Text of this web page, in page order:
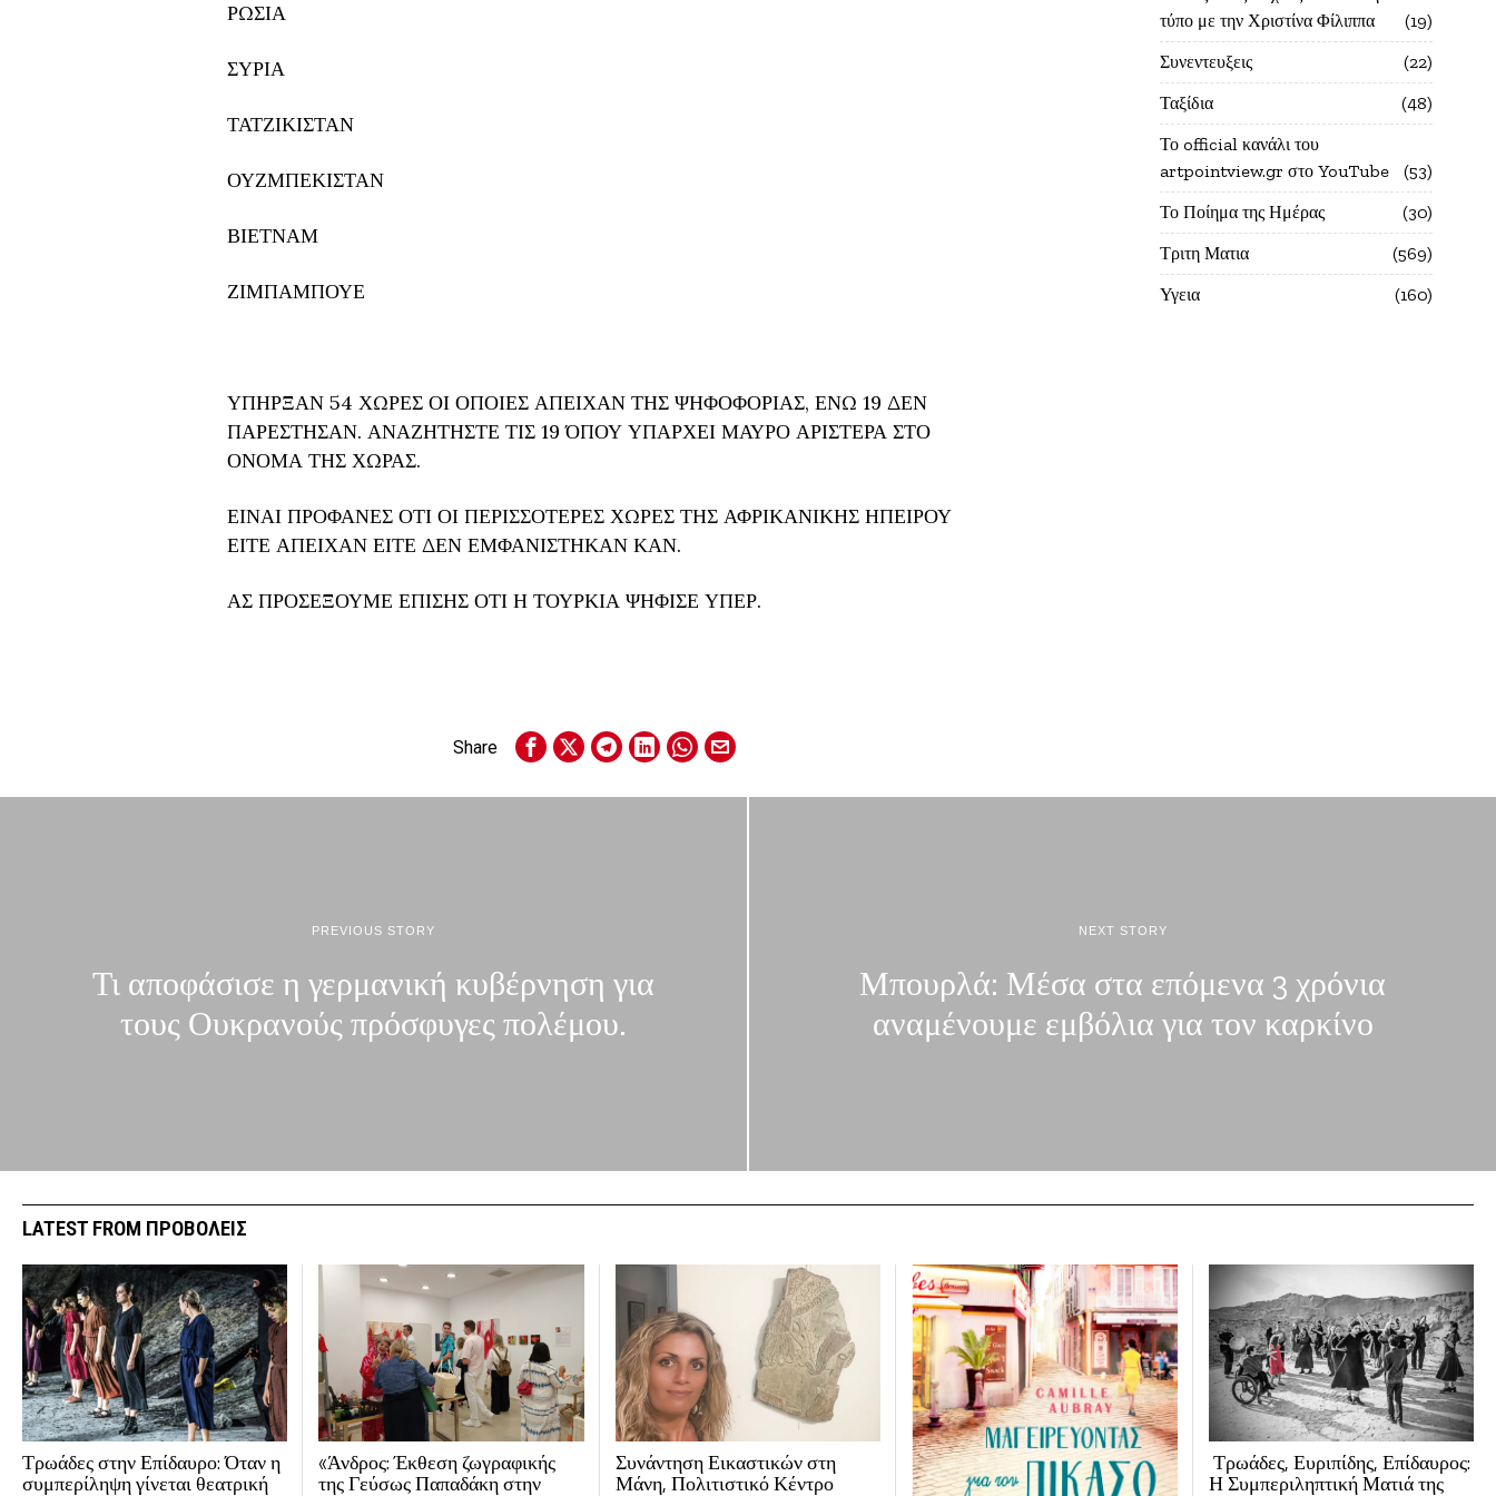
ΡΩΣΙΑ
ΣΥΡΙΑ
ΤΑΤΖΙΚΙΣΤΑΝ
ΟΥΖΜΠΕΚΙΣΤΑΝ
ΒΙΕΤΝΑΜ
ΖΙΜΠΑΜΠΟΥΕ
ΥΠΗΡΞΑΝ 54 ΧΩΡΕΣ ΟΙ ΟΠΟΙΕΣ ΑΠΕΙΧΑΝ ΤΗΣ ΨΗΦΟΦΟΡΙΑΣ, ΕΝΩ 19 ΔΕΝ
ΠΑΡΕΣΤΗΣΑΝ. ΑΝΑΖΗΤΗΣΤΕ ΤΙΣ 19 ΌΠΟΥ ΥΠΑΡΧΕΙ ΜΑΥΡΟ ΑΡΙΣΤΕΡΑ ΣΤΟ
ΟΝΟΜΑ ΤΗΣ ΧΩΡΑΣ.
ΕΙΝΑΙ ΠΡΟΦΑΝΕΣ ΟΤΙ ΟΙ ΠΕΡΙΣΣΟΤΕΡΕΣ ΧΩΡΕΣ ΤΗΣ ΑΦΡΙΚΑΝΙΚΗΣ ΗΠΕΙΡΟΥ
ΕΙΤΕ ΑΠΕΙΧΑΝ ΕΙΤΕ ΔΕΝ ΕΜΦΑΝΙΣΤΗΚΑΝ ΚΑΝ.
ΑΣ ΠΡΟΣΕΞΟΥΜΕ ΕΠΙΣΗΣ ΟΤΙ Η ΤΟΥΡΚΙΑ ΨΗΦΙΣΕ ΥΠΕΡ.
Share
τύπο με την Χριστίνα Φίλιππα
19
Συνεντευξεις
22
Ταξίδια
48
Το official κανάλι του
artpointview.gr στο YouTube
53
Το Ποίημα της Ημέρας
30
Τριτη Ματια
569
Υγεια
160
PREVIOUS STORY
Τι αποφάσισε η γερμανική κυβέρνηση για
τους Ουκρανούς πρόσφυγες πολέμου.
NEXT STORY
Μπουρλά: Μέσα στα επόμενα 3 χρόνια
αναμένουμε εμβόλια για τον καρκίνο
LATEST FROM ΠΡΟΒΟΛΕΙΣ
Τρωάδες στην Επίδαυρο: Όταν η
συμπερίληψη γίνεται θεατρική
«Άνδρος: Έκθεση ζωγραφικής
της Γεύσως Παπαδάκη στην
Συνάντηση Εικαστικών στη
Μάνη, Πολιτιστικό Κέντρο
Τρωάδες, Ευριπίδης, Επίδαυρος:
Η Συμπεριληπτική Ματιά της